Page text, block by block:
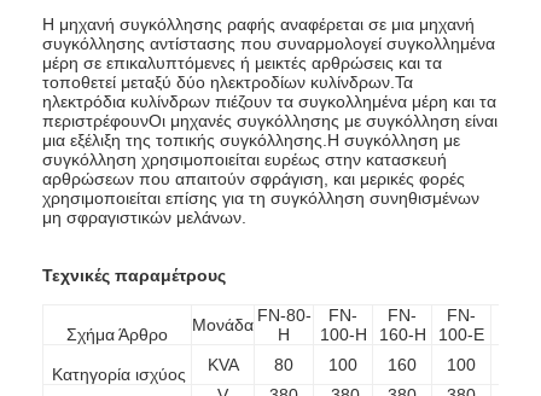
Η μηχανή συγκόλλησης ραφής αναφέρεται σε μια μηχανή
συγκόλλησης αντίστασης που συναρμολογεί συγκολλημένα
μέρη σε επικαλυπτόμενες ή μεικτές αρθρώσεις και τα
τοποθετεί μεταξύ δύο ηλεκτροδίων κυλίνδρων.Τα
ηλεκτρόδια κυλίνδρων πιέζουν τα συγκολλημένα μέρη και τα
περιστρέφουνΟι μηχανές συγκόλλησης με συγκόλληση είναι
μια εξέλιξη της τοπικής συγκόλλησης.Η συγκόλληση με
συγκόλληση χρησιμοποιείται ευρέως στην κατασκευή
αρθρώσεων που απαιτούν σφράγιση, και μερικές φορές
χρησιμοποιείται επίσης για τη συγκόλληση συνηθισμένων
μη σφραγιστικών μελάνων.
Τεχνικές παραμέτρους
Σχήμα Άρθρο Μονάδα FN-80-
H
FN-
100-H
FN-
160-H
FN-
100-E
Κατηγορία ισχύος KVA 80 100 160 100